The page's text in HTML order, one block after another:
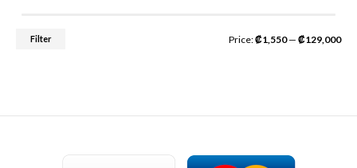
Filter Price:₡1,550— ₡129,000